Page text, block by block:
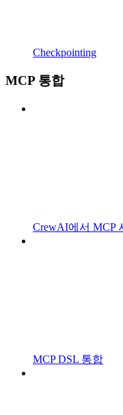
Checkpointing
MCP 통합
CrewAI에서 MCP
MCP DSL 통합